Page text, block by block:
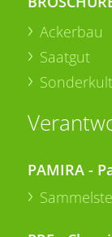
Ackerbau
Saatgut
PAMIRA -